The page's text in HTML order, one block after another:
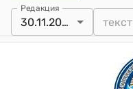
Редакция
30.11.2021